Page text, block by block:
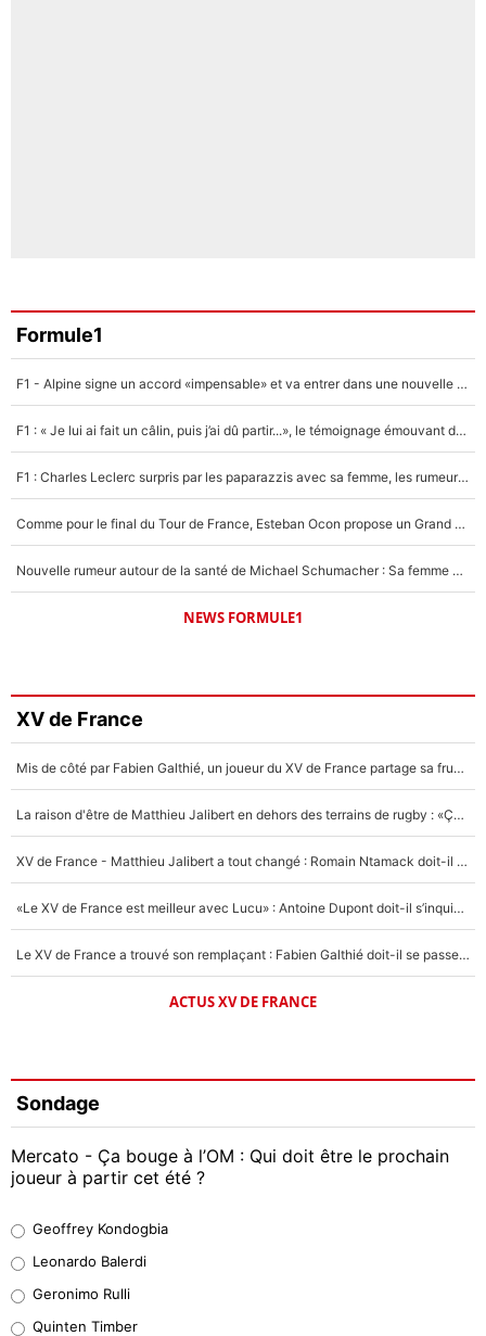
Formule1
F1 - Alpine signe un accord «impensable» et va entrer dans une nouvelle dimension : Grande nouvelle pour Pierre Gasly !
F1 : « Je lui ai fait un câlin, puis j’ai dû partir...», le témoignage émouvant de Max Verstappen sur sa fille
F1 : Charles Leclerc surpris par les paparazzis avec sa femme, les rumeurs étaient vraies !
Comme pour le final du Tour de France, Esteban Ocon propose un Grand Prix de Formule 1 à Paris : «Autour de l’Arc de Triomphe, ce serait génial» !
Nouvelle rumeur autour de la santé de Michael Schumacher : Sa femme Corinna sort du silence
NEWS FORMULE1
XV de France
Mis de côté par Fabien Galthié, un joueur du XV de France partage sa frustration : «ils ne me l’ont pas dit tout de suite»
La raison d'être de Matthieu Jalibert en dehors des terrains de rugby : «Ça m'atteint autant que si tu touches à un membre de ma famille»
XV de France - Matthieu Jalibert a tout changé : Romain Ntamack doit-il s’inquiéter pour sa place à un an de la Coupe du monde ?
«Le XV de France est meilleur avec Lucu» : Antoine Dupont doit-il s’inquiéter pour sa place ?
Le XV de France a trouvé son remplaçant : Fabien Galthié doit-il se passer d'Antoine Dupont ?
ACTUS XV DE FRANCE
Sondage
Mercato - Ça bouge à l’OM : Qui doit être le prochain
joueur à partir cet été ?
38%
32%
Geoffrey Kondogbia
Leonardo Balerdi
Geronimo Rulli
Quinten Timber